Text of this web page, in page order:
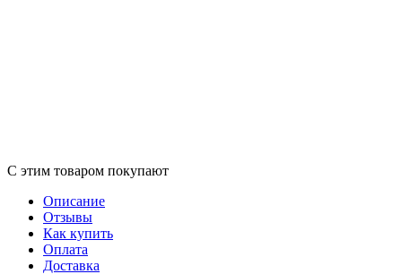
С этим товаром покупают
Описание
Отзывы
Как купить
Оплата
Доставка